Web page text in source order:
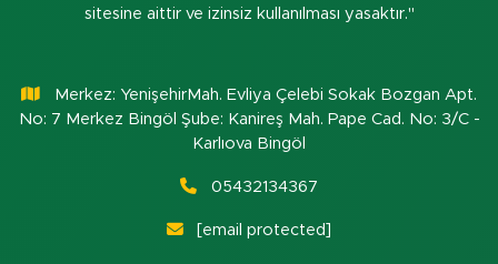
sitesine aittir ve izinsiz kullanılması yasaktır."
Merkez: YenişehirMah. Evliya Çelebi Sokak Bozgan Apt.
No: 7 Merkez Bingöl Şube: Kanireş Mah. Pape Cad. No: 3/C -
Karlıova Bingöl
05432134367
[email protected]